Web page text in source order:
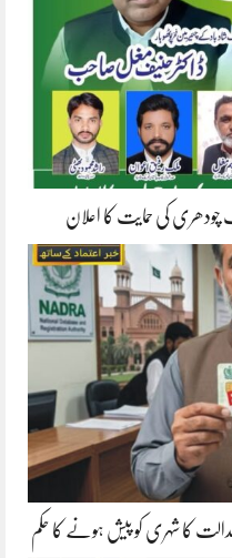
کا شہری کو پیش ہونے کا حکم